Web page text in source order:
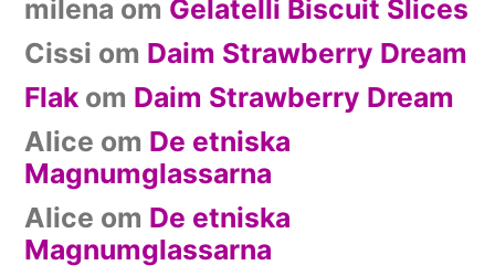
milena om Gelatelli Biscuit Slices
Cissi om Daim Strawberry Dream
Flak om Daim Strawberry Dream
Alice om De etniska
Magnumglassarna
Alice om De etniska
Magnumglassarna